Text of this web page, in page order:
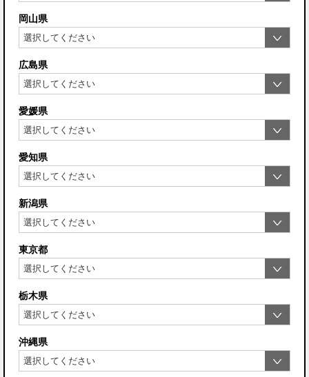
岡山県
広島県
愛媛県
愛知県
新潟県
東京都
栃木県
沖縄県